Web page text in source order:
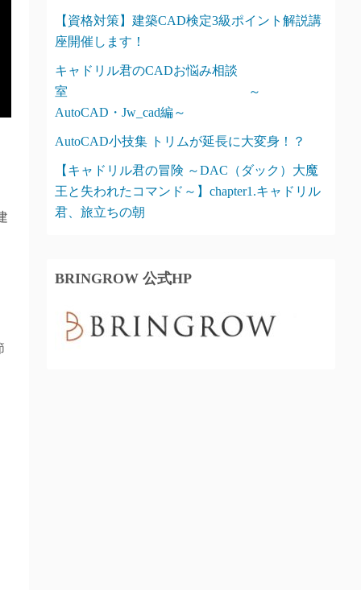
【資格対策】建築CAD検定3級ポイント解説講
座開催します！
キャドリル君のCADお悩み相談
室 ～
AutoCAD・Jw_cad編～
AutoCAD小技集 トリムが延長に大変身！？
【キャドリル君の冒険 ～DAC（ダック）大魔
王と失われたコマンド～】chapter1.キャドリル
君、旅立ちの朝
BRINGROW 公式HP